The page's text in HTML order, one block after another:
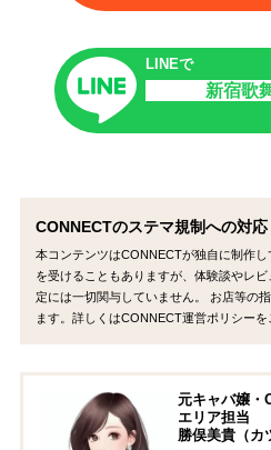
LINEで
新宿歌
CONNECTのステマ規制への対応
本コンテンツはCONNECTが独自に制作
を受けることもありますが、体験談やレ
定には一切関与していません。 お店等の
ます。詳しくはCONNECT運営ポリシーを
元キャバ嬢・
エリア担当
勝俣美貴（カ